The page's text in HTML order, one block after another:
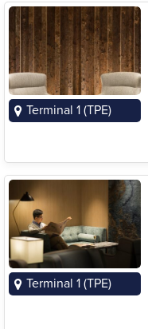
Terminal 1 (TPE)
Terminal 1 (TPE)